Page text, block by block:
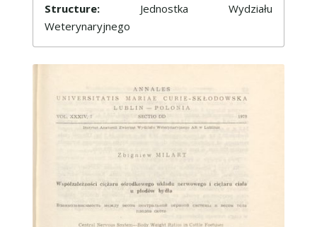
Structure: Jednostka Wydziału
Weterynaryjnego